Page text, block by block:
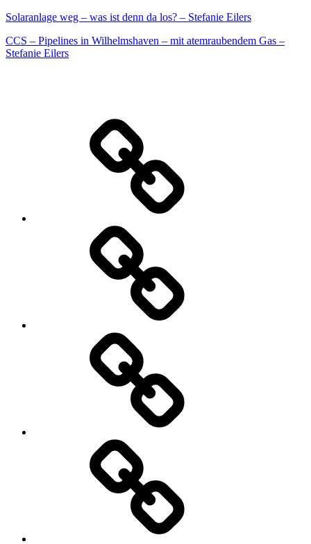
Solaranlage weg – was ist denn da los? – Stefanie Eilers
CCS – Pipelines in Wilhelmshaven – mit atemraubendem Gas –
Stefanie Eilers
Energiedrehscheibe
Radiosendungen
Veranstaltungen